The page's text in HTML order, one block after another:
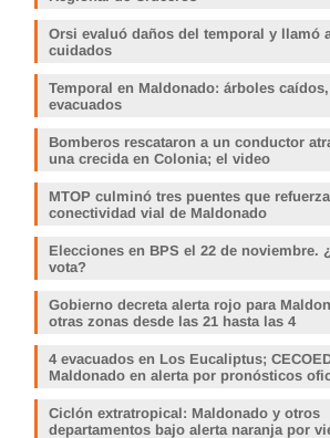
Orsi evaluó daños del temporal y llamó
cuidados
Temporal en Maldonado: árboles
evacuados
Bomberos rescataron a un conductor
una crecida en Colonia; el video
MTOP culminó tres puentes que
conectividad vial de Maldonado
Elecciones en BPS el 22 de noviembre.
vota?
Gobierno decreta alerta rojo para
otras zonas desde las 21 hasta las 4
4 evacuados en Los Eucaliptus;
Maldonado en alerta por pronósticos
Ciclón extratropical: Maldonado y otros
departamentos bajo alerta naranja por